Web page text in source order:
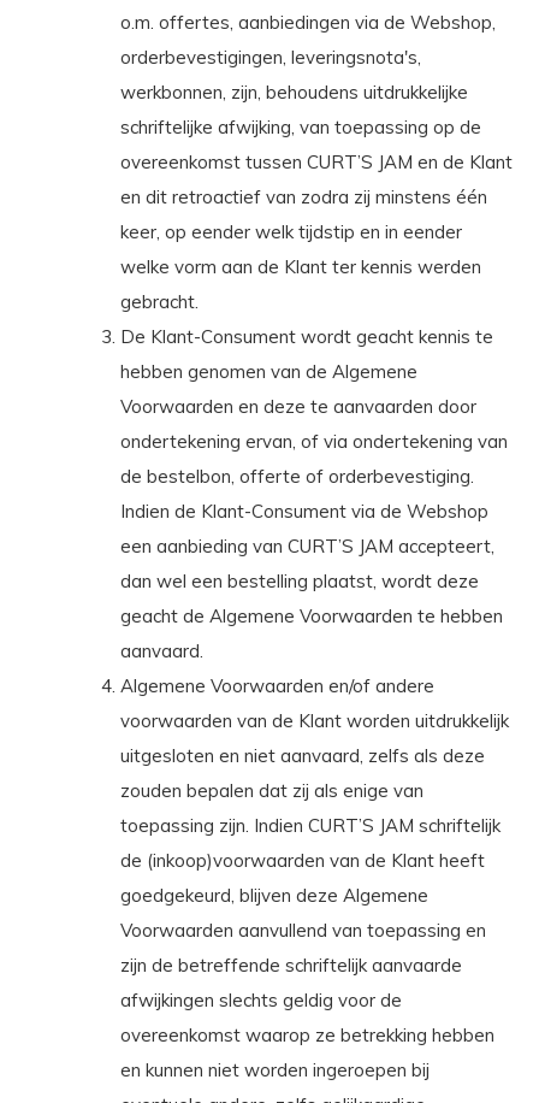
o.m. offertes, aanbiedingen via de Webshop,
orderbevestigingen, leveringsnota's,
werkbonnen, zijn, behoudens uitdrukkelijke
schriftelijke afwijking, van toepassing op de
overeenkomst tussen CURT’S JAM en de Klant
en dit retroactief van zodra zij minstens één
keer, op eender welk tijdstip en in eender
welke vorm aan de Klant ter kennis werden
gebracht.
De Klant-Consument wordt geacht kennis te
hebben genomen van de Algemene
Voorwaarden en deze te aanvaarden door
ondertekening ervan, of via ondertekening van
de bestelbon, offerte of orderbevestiging.
Indien de Klant-Consument via de Webshop
een aanbieding van CURT’S JAM accepteert,
dan wel een bestelling plaatst, wordt deze
geacht de Algemene Voorwaarden te hebben
aanvaard.
Algemene Voorwaarden en/of andere
voorwaarden van de Klant worden uitdrukkelijk
uitgesloten en niet aanvaard, zelfs als deze
zouden bepalen dat zij als enige van
toepassing zijn. Indien CURT’S JAM schriftelijk
de (inkoop)voorwaarden van de Klant heeft
goedgekeurd, blijven deze Algemene
Voorwaarden aanvullend van toepassing en
zijn de betreffende schriftelijk aanvaarde
afwijkingen slechts geldig voor de
overeenkomst waarop ze betrekking hebben
en kunnen niet worden ingeroepen bij